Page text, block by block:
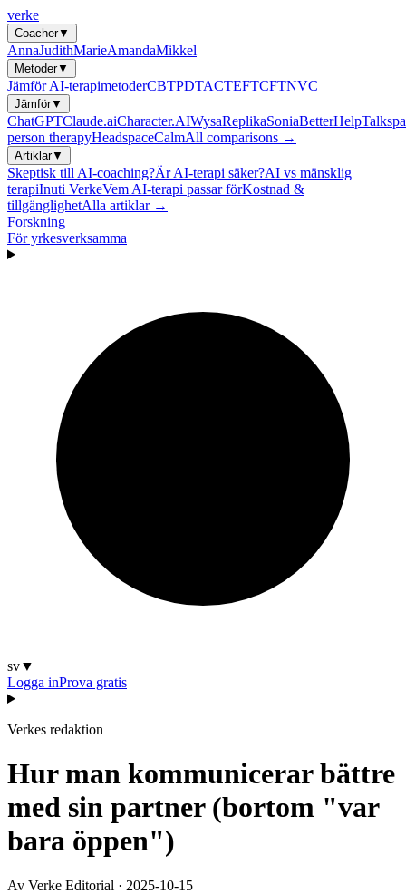
verke
Coacher▼
AnnaJudithMarieAmandaMikkel
Metoder▼
Jämför AI-terapimetoderCBTPDTACTEFTCFTNVC
Jämför▼
ChatGPTClaude.aiCharacter.AIWysaReplikaSoniaBetterHelp
person therapyHeadspaceCalmAll comparisons →
Artiklar▼
Skeptisk till AI-coaching?Är AI-terapi säker?AI vs mänsklig
terapiInuti VerkeVem AI-terapi passar förKostnad &
tillgänglighetAlla artiklar →
Forskning
För yrkesverksamma
sv▼
Logga inProva gratis
Verkes redaktion
Hur man kommunicerar bättre
med sin partner (bortom "var
bara öppen")
Av Verke Editorial · 2025-10-15